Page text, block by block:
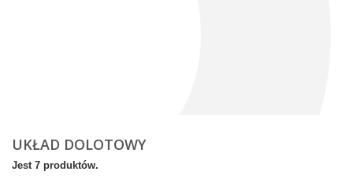
UKŁAD DOLOTOWY
Jest 7 produktów.